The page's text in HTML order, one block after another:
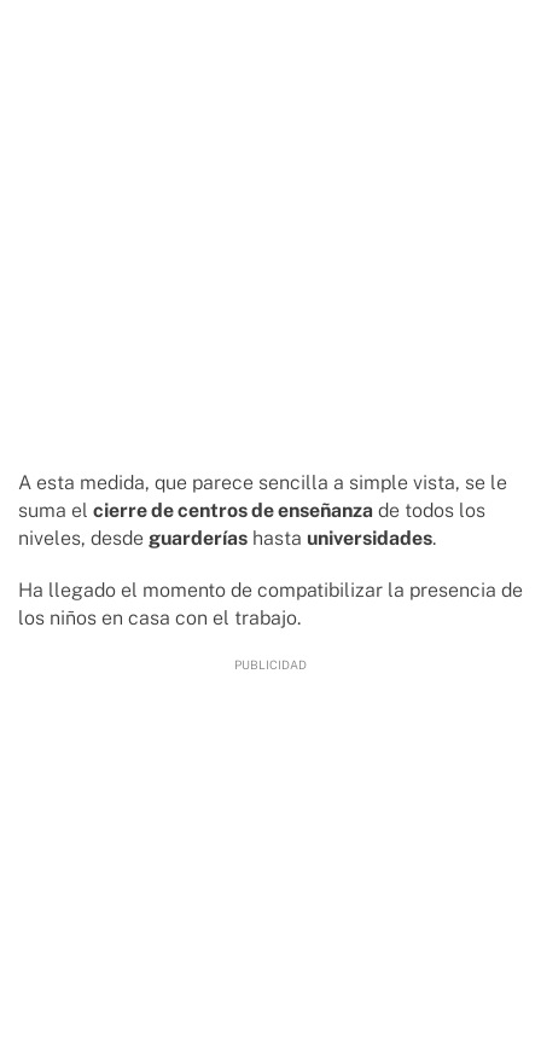
A esta medida, que parece sencilla a simple vista, se le
suma el cierre de centros de enseñanza de todos los
niveles, desde guarderías hasta universidades.
Ha llegado el momento de compatibilizar la presencia de
los niños en casa con el trabajo.